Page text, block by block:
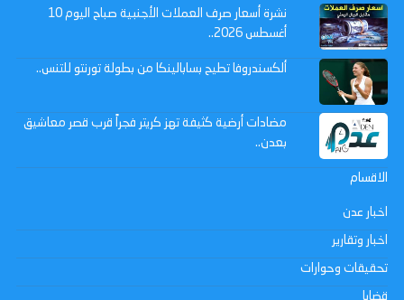
نشرة أسعار صرف العملات الأجنبية صباح اليوم 10
أغسطس 2026..
ألكسندروفا تطيح بسابالينكا من بطولة تورنتو للتنس..
مضادات أرضية كثيفة تهز كريتر فجراً قرب قصر معاشيق
بعدن..
الاقسام
اخبار عدن
اخبار وتقارير
تحقيقات وحوارات
قضايا